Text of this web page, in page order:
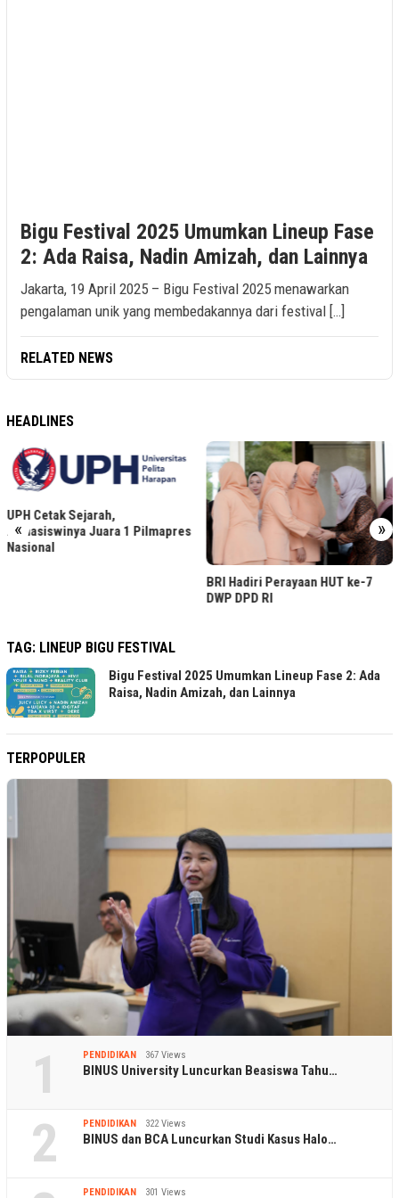
Bigu Festival 2025 Umumkan Lineup Fase
2: Ada Raisa, Nadin Amizah, dan Lainnya
Jakarta, 19 April 2025 – Bigu Festival 2025 menawarkan
pengalaman unik yang membedakannya dari festival […]
RELATED NEWS
HEADLINES
« »
UPH Cetak Sejarah,
Mahasiswinya Juara 1 Pilmapres
Nasional
BRI Hadiri Perayaan HUT ke-7
DWP DPD RI
TAG: LINEUP BIGU FESTIVAL
Bigu Festival 2025 Umumkan Lineup Fase 2: Ada
Raisa, Nadin Amizah, dan Lainnya
TERPOPULER
1 PENDIDIKAN 367 Views
BINUS University Luncurkan Beasiswa Tahu…
2 PENDIDIKAN 322 Views
BINUS dan BCA Luncurkan Studi Kasus Halo…
PENDIDIKAN 301 Views